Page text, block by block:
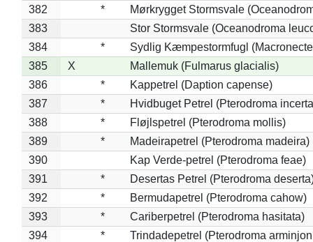
382
*
Mørkrygget Stormsvale
383
Stor Stormsvale (Oceanodroma
384
*
Sydlig Kæmpestormfugl
385
X
Mallemuk (Fulmarus glacialis)
386
*
Kappetrel (Daption capense)
387
*
Hvidbuget Petrel (Pterodroma
388
*
Fløjlspetrel (Pterodroma mollis)
389
*
Madeirapetrel (Pterodroma madeira)
390
Kap Verde-petrel (Pterodroma feae)
391
*
Desertas Petrel (Pterodroma
392
*
Bermudapetrel (Pterodroma cahow)
393
*
Cariberpetrel (Pterodroma hasitata)
394
*
Trindadepetrel (Pterodroma